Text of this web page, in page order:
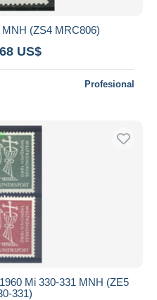
(ZS4 MRC806)
US$
Profesional
Mi 330-331 MNH (ZE5
331)